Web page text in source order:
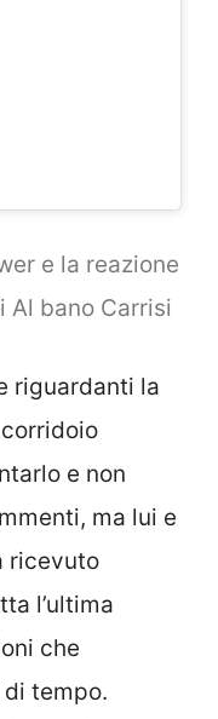
e la reazione
Al bano Carrisi
riguardanti la
e non
ma lui e
ricevuto
l’ultima
che
tempo.